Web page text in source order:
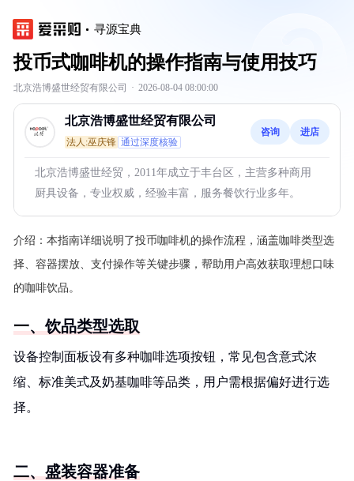
寻源宝典
投币式咖啡机的操作指南与使用技巧
北京浩博盛世经贸有限公司 · 2026-08-04 08:00:00
北京浩博盛世经贸有限公司
法人:巫庆锋 通过深度核验
咨询 进店
北京浩博盛世经贸，2011年成立于丰台区，主营多种商用
厨具设备，专业权威，经验丰富，服务餐饮行业多年。
介绍： 本指南详细说明了投币咖啡机的操作流程，涵盖咖啡类型选
择、容器摆放、支付操作等关键步骤，帮助用户高效获取理想口味
的咖啡饮品。
一、饮品类型选取
设备控制面板设有多种咖啡选项按钮，常见包含意式浓
缩、标准美式及奶基咖啡等品类，用户需根据偏好进行选
择。
二、盛装容器准备